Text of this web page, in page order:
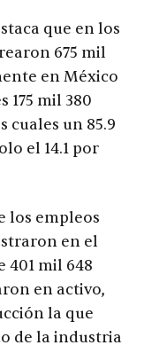
que en los
675 mil
en México
175 mil 380
cuales un 85.9
el 14.1 por
los empleos
en el
401 mil 648
en activo,
la que
de la industria